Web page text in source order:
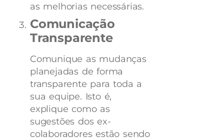
as melhorias necessárias.
Comunicação
Transparente
Comunique as mudanças
planejadas de forma
transparente para toda a
sua equipe. Isto é,
explique como as
sugestões dos ex-
colaboradores estão sendo